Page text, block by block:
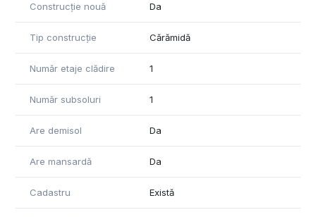
Construcție nouă Da
Tip construcție Cărămidă
Număr etaje clădire 1
Număr subsoluri 1
Are demisol Da
Are mansardă Da
Cadastru Există